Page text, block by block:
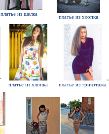
платье из шелка платье из хлопка
платье из хлопка платье из трикотажа